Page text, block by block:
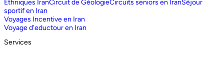
Ethniques IranCircuit de GéologieCircuits seniors en IranSéjour
sportif en Iran
Voyages Incentive en Iran
Voyage d'eductour en Iran
Services